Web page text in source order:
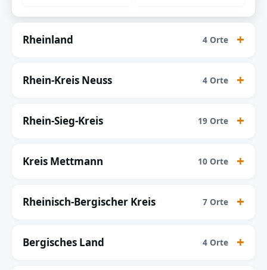
Rheinland 4 Orte
Rhein-Kreis Neuss 4 Orte
Rhein-Sieg-Kreis 19 Orte
Kreis Mettmann 10 Orte
Rheinisch-Bergischer Kreis 7 Orte
Bergisches Land 4 Orte